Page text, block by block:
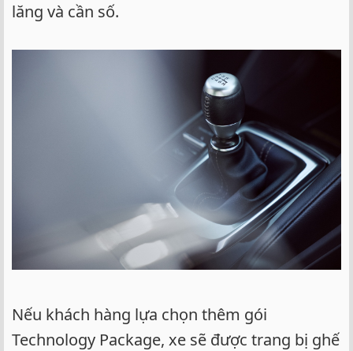
lăng và cần số.
Nếu khách hàng lựa chọn thêm gói
Technology Package, xe sẽ được trang bị ghế